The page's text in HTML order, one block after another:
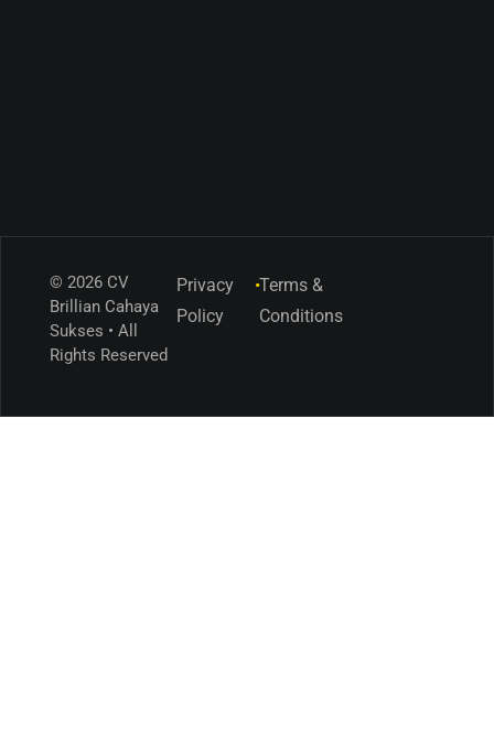
© 2026 CV
Brillian Cahaya
Sukses • All
Rights Reserved
Privacy
Policy
•Terms &
Conditions